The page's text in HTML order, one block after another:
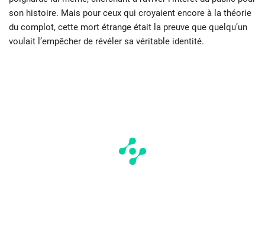
son histoire. Mais pour ceux qui croyaient encore à la théorie
du complot, cette mort étrange était la preuve que quelqu’un
voulait l’empêcher de révéler sa véritable identité.